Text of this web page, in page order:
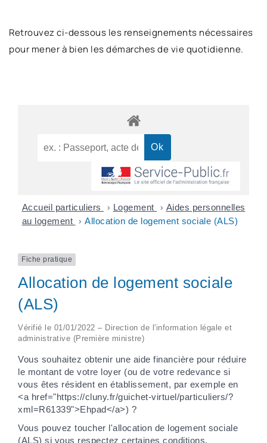
Retrouvez ci-dessous les renseignements nécessaires
pour mener à bien les démarches de vie quotidienne.
Accueil particuliers > Logement > Aides personnelles
au logement > Allocation de logement sociale (ALS)
Fiche pratique
Allocation de logement sociale
(ALS)
Vérifié le 01/01/2022 – Direction de l'information légale et
administrative (Première ministre)
Vous souhaitez obtenir une aide financière pour réduire
le montant de votre loyer (ou de votre redevance si
vous êtes résident en établissement, par exemple en
<a href="https://cluny.fr/guichet-virtuel/particuliers/?
xml=R61339">Ehpad</a>) ?
Vous pouvez toucher l'allocation de logement sociale
(ALS) si vous respectez certaines conditions.